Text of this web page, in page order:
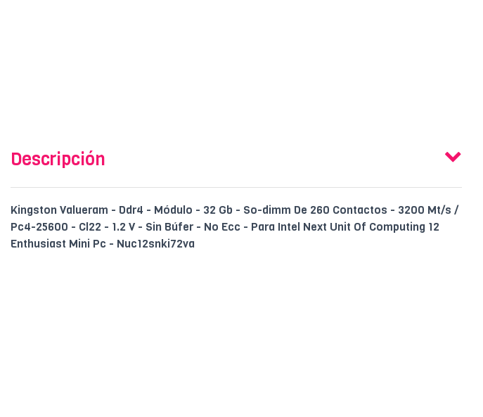
Descripción
Kingston Valueram - Ddr4 - Módulo - 32 Gb - So-dimm De 260 Contactos - 3200 Mt/s /
Pc4-25600 - Cl22 - 1.2 V - Sin Búfer - No Ecc - Para Intel Next Unit Of Computing 12
Enthusiast Mini Pc - Nuc12snki72va